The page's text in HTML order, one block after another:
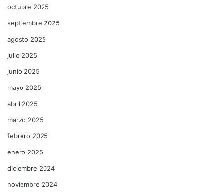
octubre 2025
septiembre 2025
agosto 2025
julio 2025
junio 2025
mayo 2025
abril 2025
marzo 2025
febrero 2025
enero 2025
diciembre 2024
noviembre 2024